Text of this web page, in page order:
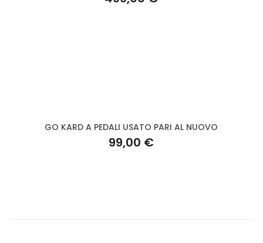
GO KARD A PEDALI USATO PARI AL NUOVO
99,00 €